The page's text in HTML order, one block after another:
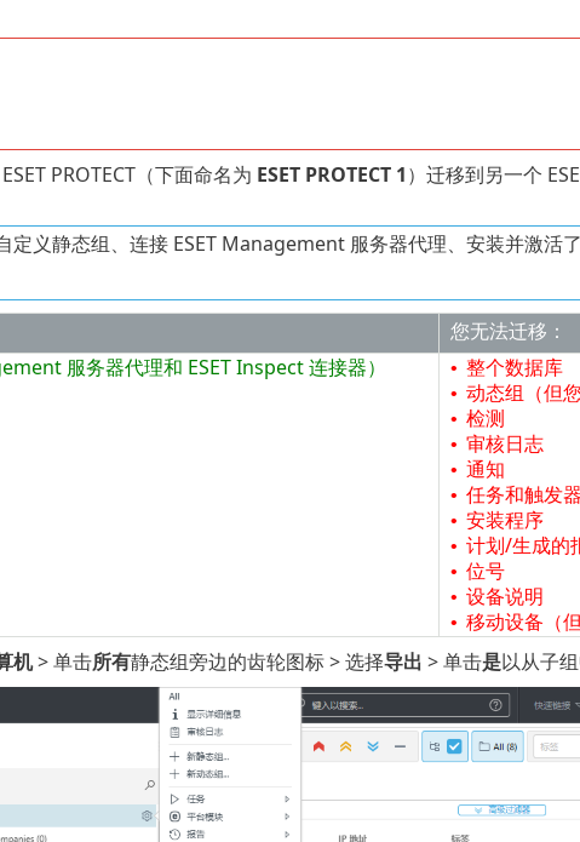
PROTECT（下面命名为 ESET PROTECT 1）迁移到另一个
定义静态组、连接 ESET Management 服务器代理、安装并激活
您无法迁移：
服务器代理和 ESET Inspect 连接器） • 整个数据库
• 动态组（但
• 检测
• 审核日志
• 通知
• 任务和触发器
• 安装程序
• 计划/生成的
• 位号
• 设备说明
• 移动设备（
机> 单击所有静态组旁边的齿轮图标 > 选择导出 > 单击是以从子